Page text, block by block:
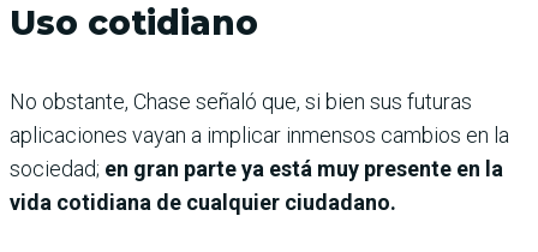
Uso cotidiano
No obstante, Chase señaló que, si bien sus futuras
aplicaciones vayan a implicar inmensos cambios en la
sociedad; en gran parte ya está muy presente en la
vida cotidiana de cualquier ciudadano.